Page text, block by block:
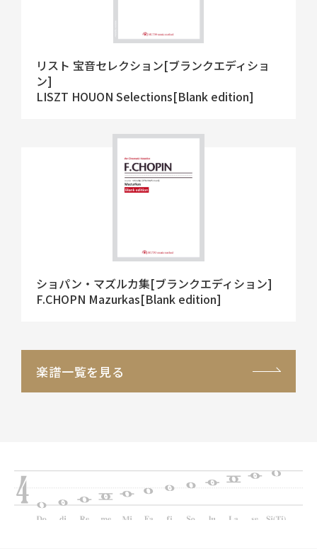
リスト 宝音セレクション[ブランクエディショ
ン]
LISZT HOUON Selections[Blank edition]
ショパン・マズルカ集[ブランクエディション]
F.CHOPN Mazurkas[Blank edition]
楽譜一覧を見る